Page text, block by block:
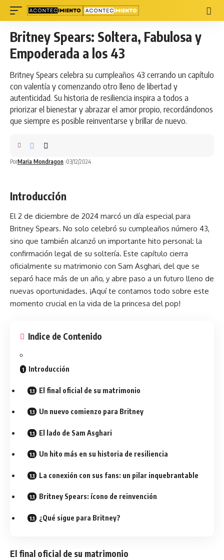
Britney Spears: Soltera, Fabulosa y
Empoderada a los 43
Britney Spears celebra su cumpleaños 43 cerrando un capítulo
con valentía y comenzando otro lleno de libertad y
autenticidad. Su historia de resiliencia inspira a todos a
priorizar el bienestar y abrazar el amor propio, recordándonos
que siempre es posible reinventarse y brillar de nuevo.
PorMaria Mondragon 03/12/2024
Introducción
El 2 de diciembre de 2024 marcó un día especial para
Britney Spears. No solo celebró su cumpleaños número 43,
sino que también alcanzó un importante hito personal: la
confirmación legal de su soltería. Este capítulo cierra
oficialmente su matrimonio con Sam Asghari, del que se
separó hace más de un año, y abre paso a un futuro lleno de
nuevas oportunidades. ¡Aquí te contamos todo sobre este
momento crucial en la vida de la princesa del pop!
Indice de Contenido
Introducción
El final oficial de su matrimonio
Un nuevo comienzo para Britney
El lado de Sam Asghari
Un hito más en su historia de resiliencia
La conexión con sus fans: un pilar inquebrantable
Britney Spears: ícono de reinvención
¿Qué sigue para Britney?
El final oficial de su matrimonio